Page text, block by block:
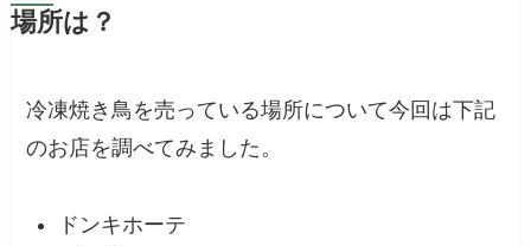
場所は？
冷凍焼き鳥を売っている場所について今回は下記
のお店を調べてみました。
ドンキホーテ